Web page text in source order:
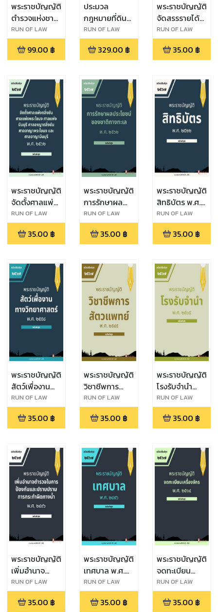
พระราชบัญญัติ
ตำรวจแห่งชาติ
พ.ศ. ๒๕๖๕
RUN OF LAW
99.00 ฿
ประมวล
กฎหมายที่ดิน
พร้อมกฎหมาย
ที่เกี่ยวข้อง
RUN OF LAW
329.00 ฿
พระราชบัญญัติ
จัดสรรรายได้
ประเภทภาษี
มูลค่าเพิ่มและ
ภาษีธุรกิจเฉพาะ
ส่วนท้องถิ่น
พ.ศ. ๒๕๓๔
RUN OF LAW
35.00 ฿
พระราชบัญญัติ
จัดตั้งศาลแพ่ง
ตลิ่งชัน ศาล
แพ่งพระโขนง
ศาลแพ่งมีนบุรี
ตลิ่งชัน ศาล
อาญาพระโขนง
และศาลอาญา
มีนบุรี พ.ศ.
๒๕๖๒
RUN OF LAW
35.00 ฿
พระราชบัญญัติ
การรักษาผล
ประโยชน์ของ
ชาติทางทะเล
พ.ศ. ๒๕๖๒
RUN OF LAW
35.00 ฿
พระราชบัญญัติ
สิทธิบัตร พ.ศ.
๒๕๒๒
RUN OF LAW
35.00 ฿
พระราชบัญญัติ
สัตว์เพื่องาน
ทาง
วิทยาศาสตร์
พ.ศ. ๒๕๕๘
RUN OF LAW
35.00 ฿
พระราชบัญญัติ
วิชาชีพการ
สัตวแพทย์ พ.ศ.
๒๕๔๕
RUN OF LAW
35.00 ฿
พระราชบัญญัติ
โรงรับจำนำ
พ.ศ. ๒๕๐๕
RUN OF LAW
35.00 ฿
พระราชบัญญัติ
เพิ่มอำนาจ
ตำรวจในการ
ป้องกันและ
ปราบปราม
RUN OF LAW
35.00 ฿
พระราชบัญญัติ
เทศบาล พ.ศ.
๒๔๙๖
RUN OF LAW
35.00 ฿
พระราชบัญญัติ
จดทะเบียน
เครื่องจักร พ.ศ.
๒๕๑๔
RUN OF LAW
35.00 ฿